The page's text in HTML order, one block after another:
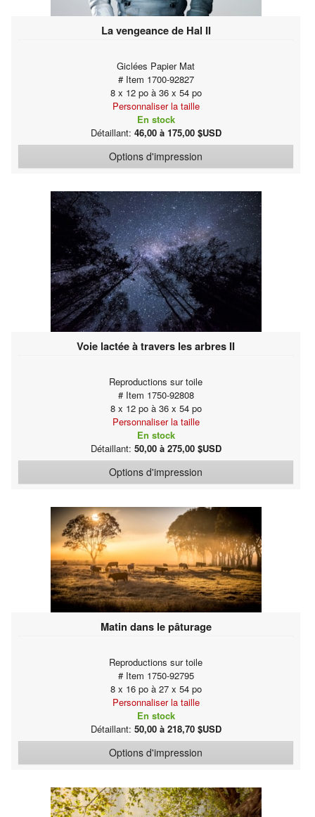
La vengeance de Hal II
Giclées Papier Mat
# Item 1700-92827
8 x 12 po à 36 x 54 po
Personnaliser la taille
En stock
Détaillant: 46,00 à 175,00 $USD
Options d'impression
Voie lactée à travers les arbres II
Reproductions sur toile
# Item 1750-92808
8 x 12 po à 36 x 54 po
Personnaliser la taille
En stock
Détaillant: 50,00 à 275,00 $USD
Options d'impression
Matin dans le pâturage
Reproductions sur toile
# Item 1750-92795
8 x 16 po à 27 x 54 po
Personnaliser la taille
En stock
Détaillant: 50,00 à 218,70 $USD
Options d'impression